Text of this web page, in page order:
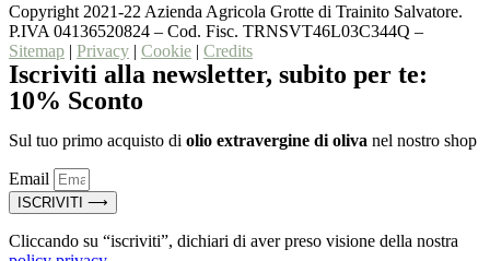
Copyright 2021-22 Azienda Agricola Grotte di Trainito Salvatore.
P.IVA 04136520824 – Cod. Fisc. TRNSVT46L03C344Q –
Sitemap | Privacy | Cookie | Credits
Iscriviti alla newsletter, subito per te:
10% Sconto
Sul tuo primo acquisto di olio extravergine di oliva nel nostro shop
Email
ISCRIVITI ⟶
Cliccando su “iscriviti”, dichiari di aver preso visione della nostra